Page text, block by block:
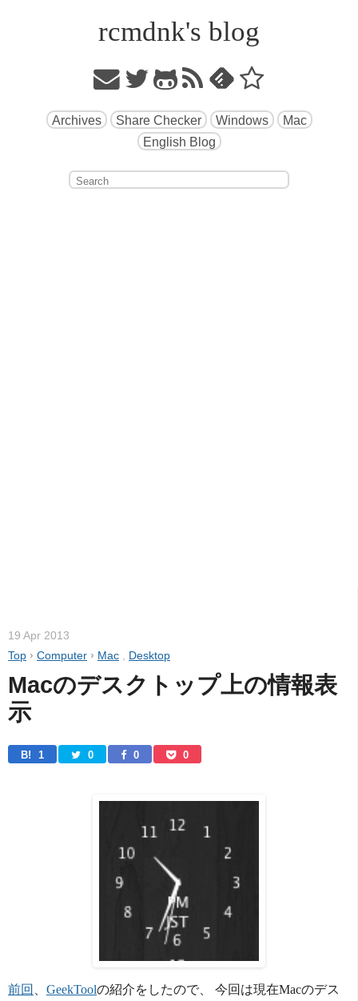
rcmdnk's blog
Archives Share Checker Windows
Mac
English Blog
19 Apr 2013
Top › Computer › Mac Desktop
Macのデスクトップ上の情報表
示
B! 1 0 0 0
前回 、 GeekToolの紹介をしたので、 今回は現在Macのデス